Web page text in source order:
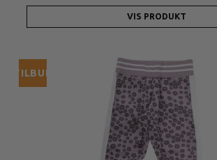
VIS PRODUKT
TILBUD